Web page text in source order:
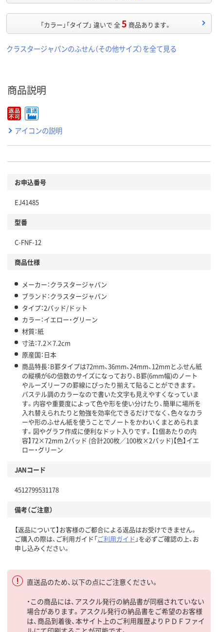
「カラー」「タイプ」 違いで 全5 商品あります。
クラスタージャパンのふせん（その他サイズ）を全て見る
商品説明
アイコンの説明
お申込番号
EJ41485
型番
C-FNF-12
商品仕様
メーカー：クラスタージャパン
ブランド：クラスタージャパン
タイプ：2パッド/ドット
カラー：イエロー・グリーン
材質：紙
寸法：7.2×7.2cm
原産国：日本
商品特長：B罫タイプは72mm、36mm、24mm、12mmとふせん紙
の縦横が6の倍数のサイズになっており、B罫(6mm幅)のノート
やルーズリーフの罫線にぴったり揃えて貼ることができます。
パステル調のカラーなので書いた文字も見えやすくなっていま
す。内容や重要度によって色や形を使い分けたり、簡単に場所を
入れ替えられたりと勉強を効率化できるだけでなく、色々なカラ
ーや形のふせん紙を使うことでノートをかわいくまとめられま
す。図やグラフ作成に便利なドット入りです。【1個あたりの内
容】72×72mm 2パッド (合計200枚／100枚×2パッド)【色】イエ
ロー・グリーン
JANコード
4512799531178
備考（ご注意）
【返品について】お客様のご都合による返品はお受けできません。
ご購入の際は、ご利用ガイド「ご利用ガイド 」を必ずご確認の上、お
申し込みください。
直送品のため、以下の点にご注意ください。
・この商品には、アスクル発行の納品書が同梱されていない
場合があります。アスクル発行の納品書をご希望のお客様
は、商品到着後、本サイト上のご利用履歴よりＰＤＦファイ